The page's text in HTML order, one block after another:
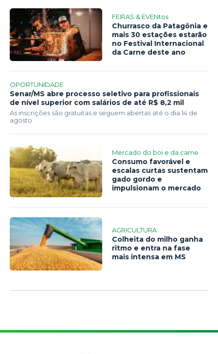
FEIRAS & EVENtos
Churrasco da Patagônia e
mais 30 estações estarão
no Festival Internacional
da Carne deste ano
OPORTUNIDADE
Senar/MS abre processo seletivo para profissionais
de nível superior com salários de até R$ 8,2 mil
As inscrições são gratuitas e seguem abertas até o dia 14 de
agosto
Mercado do boi e da carne
Consumo favorável e
escalas curtas sustentam
gado gordo e
impulsionam o mercado
AGRICULTURA
Colheita do milho ganha
ritmo e entra na fase
mais intensa em MS